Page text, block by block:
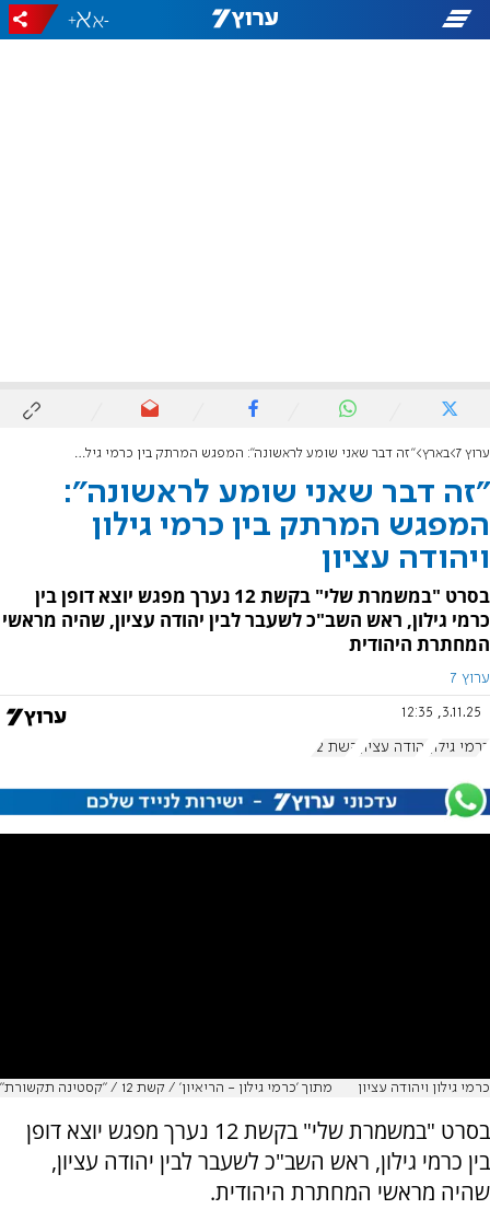
-
+
ערוץ 7 בארץ "זה דבר שאני שומע לראשונה": המפגש המרתק בין כרמי גילון ויהודה עציון
"זה דבר שאני שומע לראשונה":
המפגש המרתק בין כרמי גילון
ויהודה עציון
בסרט "במשמרת שלי" בקשת 12 נערך מפגש יוצא דופן בין
כרמי גילון, ראש השב"כ לשעבר לבין יהודה עציון, שהיה מראשי
המחתרת היהודית
ערוץ 7
3.11.25, 12:35
כרמי גילון יהודה עציון קשת 12
כרמי גילון ויהודה עציון מתוך 'כרמי גילון - הריאיון' / קשת 12 / "קסטינה תקשורת"
בסרט "במשמרת שלי" בקשת 12 נערך מפגש יוצא דופן
בין כרמי גילון, ראש השב"כ לשעבר לבין יהודה עציון,
שהיה מראשי המחתרת היהודית.